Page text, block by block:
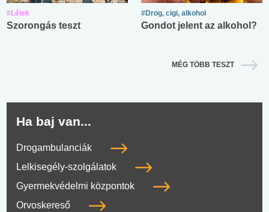
#Lélek
Szorongás teszt
#Drog, cigi, alkohol
Gondot jelent az alkohol?
MÉG TÖBB TESZT
Ha baj van...
Drogambulanciák
Lelkisegély-szolgálatok
Gyermekvédelmi központok
Orvoskereső